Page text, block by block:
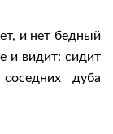
и нет бедный
и видит: сидит
дуба